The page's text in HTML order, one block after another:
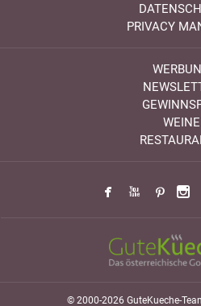
PRIVACY
WEINE
© 2000-2026 GuteKueche-